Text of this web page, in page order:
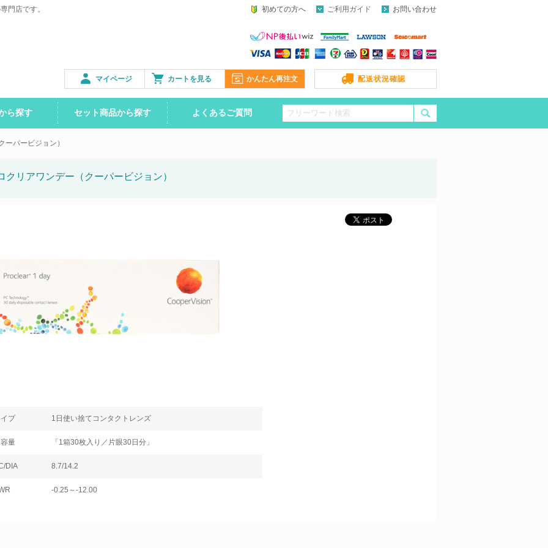
門店です。 初めての方へ ご利用ガイド お問い合わせ
かんたん再注文
カートを見る
マイページ 配送状況確認
ら探す セット商品から探す よくあるご質問
ーパービジョン）
クリアワンデー（クーパービジョン）
プ 1日使い捨てコンタクトレンズ
量 「1箱30枚入り／片眼30日分」
DIA 8.7/14.2
-0.25～-12.00